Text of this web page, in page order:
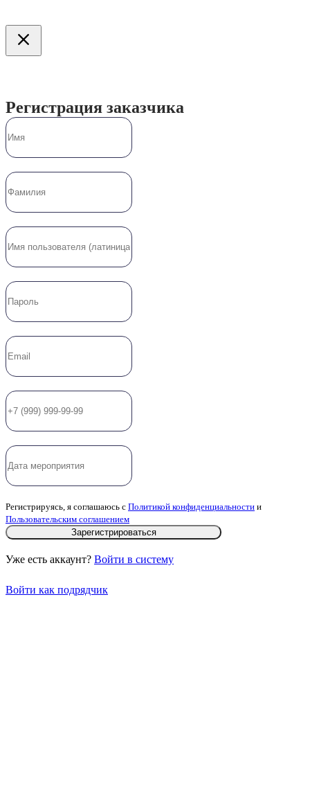
Регистрация заказчика
Регистрируясь, я соглашаюсь с Политикой конфиденциальности и
Пользовательским соглашением
Зарегистрироваться
Уже есть аккаунт? Войти в систему
Войти как подрядчик